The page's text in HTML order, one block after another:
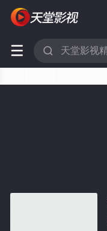
 